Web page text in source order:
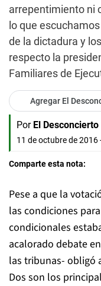
arrepentimiento ni
lo que
de la dictadura y
respecto la
Familiares de
Agregar El
Por El Desconcierto
11 de octubre de 2016
Comparte esta nota:
Pese a que la
las condiciones
condicionales
acalorado debate
las tribunas- obligó
Dos son los